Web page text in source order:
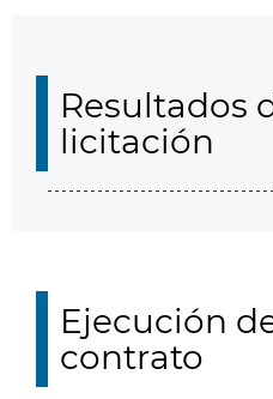
Resultados
licitación
Ejecución
contrato